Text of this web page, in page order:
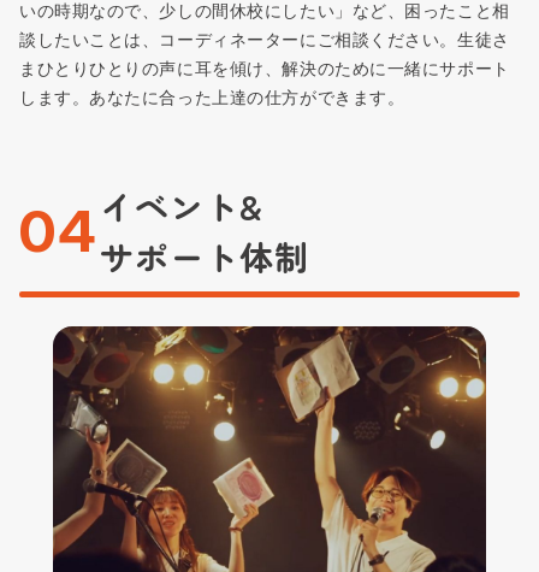
いの時期なので、少しの間休校にしたい」など、困ったこと相
談したいことは、コーディネーターにご相談ください。生徒さ
まひとりひとりの声に耳を傾け、解決のために一緒にサポート
します。あなたに合った上達の仕方ができます。
04イベント&
サポート体制